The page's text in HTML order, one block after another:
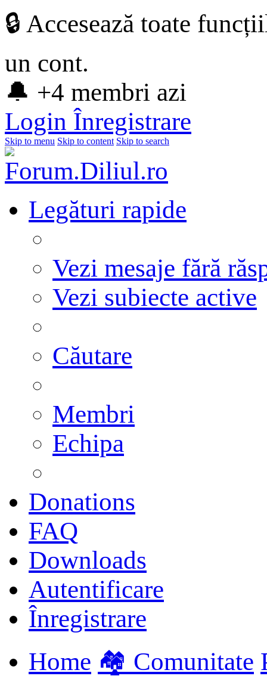
🔒 Accesează toate
un cont.
🔔 +4 membri azi
Login Înregistrare
Skip to menu Skip to content Skip to search
Legături rapide
Vezi mesaje fără
Vezi subiecte active
Căutare
Membri
Echipa
Donations
FAQ
Downloads
Autentificare
Înregistrare
Home 🏘️ Comunitate